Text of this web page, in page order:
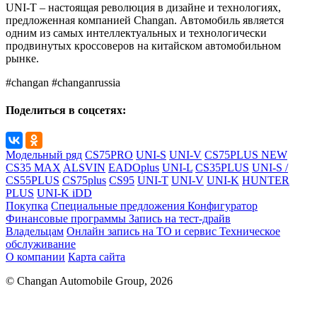
UNI-T – настоящая революция в дизайне и технологиях,
предложенная компанией Changan. Автомобиль является
одним из самых интеллектуальных и технологически
продвинутых кроссоверов на китайском автомобильном
рынке.
#changan #changanrussia
Поделиться в соцсетях:
Модельный ряд CS75PRO UNI-S UNI-V CS75PLUS NEW
CS35 MAX ALSVIN EADOplus UNI-L CS35PLUS UNI-S /
CS55PLUS CS75plus CS95 UNI-T UNI-V UNI-K HUNTER
PLUS UNI-K iDD
Покупка Специальные предложения Конфигуратор
Финансовые программы Запись на тест-драйв
Владельцам Онлайн запись на ТО и сервис Техническое
обслуживание
О компании Карта сайта
© Changan Automobile Group, 2026